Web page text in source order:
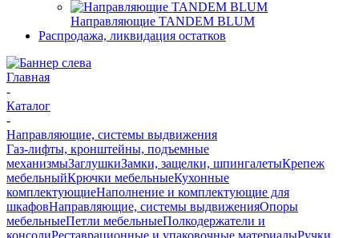
Направляющие TANDEM BLUM
Распродажа, ликвидация остатков
Главная
-
Каталог
-
Направляющие, системы выдвижения
Газ-лифты, кронштейны, подъемные
механизмыЗаглушкиЗамки, защелки, шпингалетыКрепеж
мебельныйКрючки мебельныеКухонные
комплектующиеНаполнение и комплектующие для
шкафовНаправляющие, системы выдвиженияОпоры
мебельныеПетли мебельныеПолкодержатели и
консолиРеставрационные и упаковочные материалыРучки